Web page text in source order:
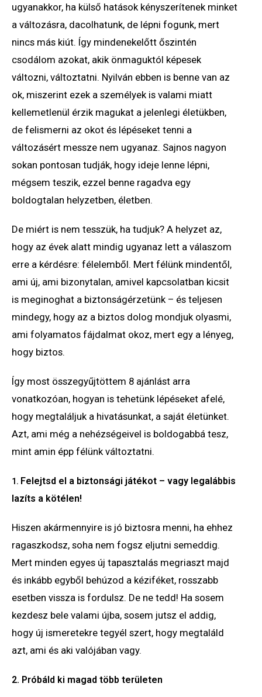
ugyanakkor, ha külső hatások kényszerítenek minket
a változásra, dacolhatunk, de lépni fogunk, mert
nincs más kiút. Így mindenekelőtt őszintén
csodálom azokat, akik önmaguktól képesek
változni, változtatni. Nyilván ebben is benne van az
ok, miszerint ezek a személyek is valami miatt
kellemetlenül érzik magukat a jelenlegi életükben,
de felismerni az okot és lépéseket tenni a
változásért messze nem ugyanaz. Sajnos nagyon
sokan pontosan tudják, hogy ideje lenne lépni,
mégsem teszik, ezzel benne ragadva egy
boldogtalan helyzetben, életben.
De miért is nem tesszük, ha tudjuk? A helyzet az,
hogy az évek alatt mindig ugyanaz lett a válaszom
erre a kérdésre: félelemből. Mert félünk mindentől,
ami új, ami bizonytalan, amivel kapcsolatban kicsit
is meginoghat a biztonságérzetünk – és teljesen
mindegy, hogy az a biztos dolog mondjuk olyasmi,
ami folyamatos fájdalmat okoz, mert egy a lényeg,
hogy biztos.
Így most összegyűjtöttem 8 ajánlást arra
vonatkozóan, hogyan is tehetünk lépéseket afelé,
hogy megtaláljuk a hivatásunkat, a saját életünket.
Azt, ami még a nehézségeivel is boldogabbá tesz,
mint amin épp félünk változtatni.
1. Felejtsd el a biztonsági játékot – vagy legalábbis
lazíts a kötélen!
Hiszen akármennyire is jó biztosra menni, ha ehhez
ragaszkodsz, soha nem fogsz eljutni semeddig.
Mert minden egyes új tapasztalás megriaszt majd
és inkább egyből behúzod a kéziféket, rosszabb
esetben vissza is fordulsz. De ne tedd! Ha sosem
kezdesz bele valami újba, sosem jutsz el addig,
hogy új ismeretekre tegyél szert, hogy megtaláld
azt, ami és aki valójában vagy.
2. Próbáld ki magad több területen